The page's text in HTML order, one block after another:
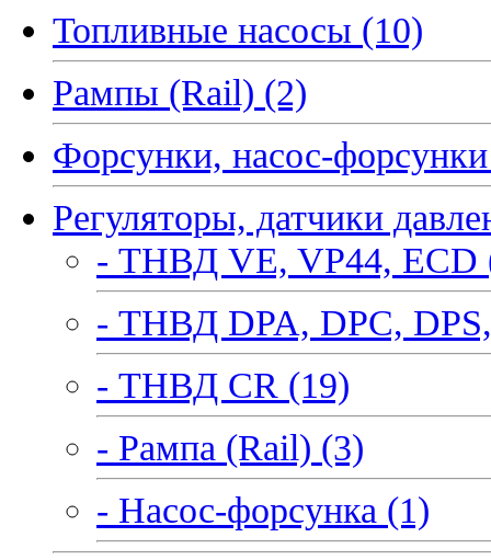
Топливные насосы (10)
Рампы (Rail) (2)
Форсунки, насос-
Регуляторы, датчики
- ТНВД VE, VP44, ECD
- ТНВД DPA, DPC,
- ТНВД CR (19)
- Рампа (Rail) (3)
- Насос-форсунка (1)